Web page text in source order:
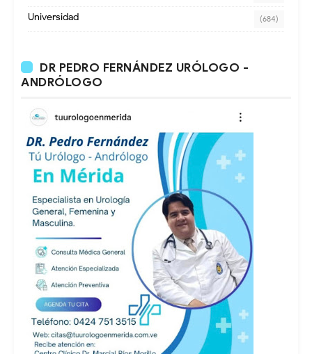
Universidad (684)
DR PEDRO FERNÁNDEZ URÓLOGO -
ANDRÓLOGO